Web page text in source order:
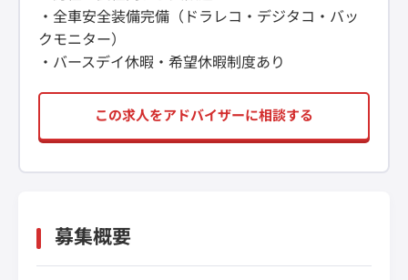
・全車安全装備完備（ドラレコ・デジタコ・バッ
クモニター）
・バースデイ休暇・希望休暇制度あり
この求人をアドバイザーに相談する
募集概要